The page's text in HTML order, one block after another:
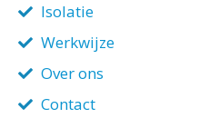
Isolatie
Werkwijze
Over ons
Contact